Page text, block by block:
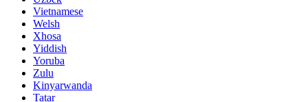
Vietnamese
Welsh
Xhosa
Yiddish
Yoruba
Zulu
Kinyarwanda
Tatar